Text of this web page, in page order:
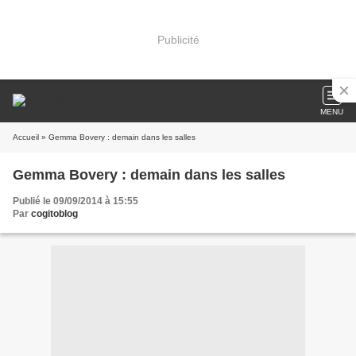
Publicité
MENU
Accueil » Gemma Bovery : demain dans les salles
Gemma Bovery : demain dans les salles
Publié le 09/09/2014 à 15:55
Par cogitoblog